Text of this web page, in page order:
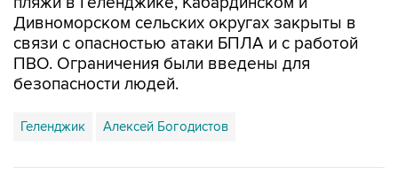
Дивноморском сельских округах закрыты в
связи с опасностью атаки БПЛА и с работой
ПВО. Ограничения были введены для
безопасности людей.
Геленджик Алексей Богодистов